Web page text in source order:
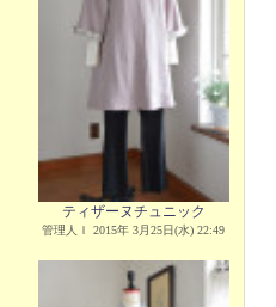
ティザーヌチュニック
管理人Ｉ 2015年 3月25日(水) 22:49